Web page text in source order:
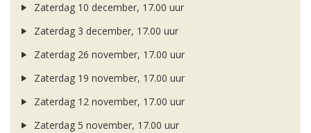
Zaterdag 10 december, 17.00 uur
Zaterdag 3 december, 17.00 uur
Zaterdag 26 november, 17.00 uur
Zaterdag 19 november, 17.00 uur
Zaterdag 12 november, 17.00 uur
Zaterdag 5 november, 17.00 uur